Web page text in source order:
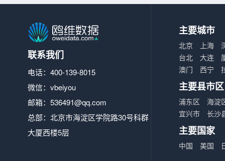
联系我们
电话：400-139-8015
微信：vbeiyou
邮箱： 536491@qq.com
总部：北京市海淀区学院路30号科群
大厦西楼5层
主要城市
北京 上海
台北
大连
澳门
西宁
主要县市区
浦东区
海淀
宜兴市
长沙
主要国家
中国 美国